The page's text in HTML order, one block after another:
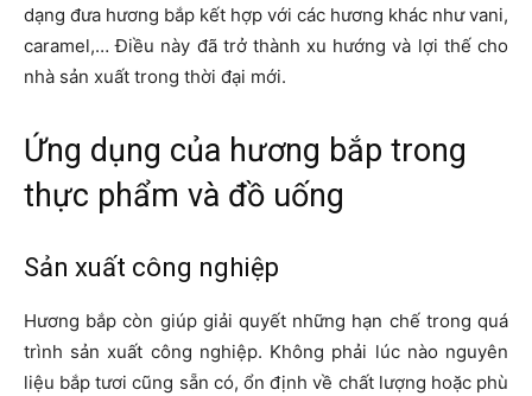
dạng đưa hương bắp kết hợp với các hương khác như vani,
caramel,… Điều này đã trở thành xu hướng và lợi thế cho
nhà sản xuất trong thời đại mới.
Ứng dụng của hương bắp trong
thực phẩm và đồ uống
Sản xuất công nghiệp
Hương bắp còn giúp giải quyết những hạn chế trong quá
trình sản xuất công nghiệp. Không phải lúc nào nguyên
liệu bắp tươi cũng sẵn có, ổn định về chất lượng hoặc phù